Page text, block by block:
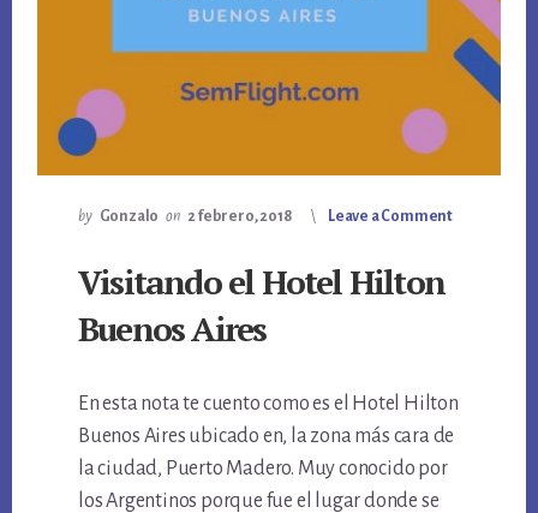
by Gonzalo on 2 febrero, 2018 Leave a Comment
Visitando el Hotel Hilton
Buenos Aires
En esta nota te cuento como es el Hotel Hilton
Buenos Aires ubicado en, la zona más cara de
la ciudad, Puerto Madero. Muy conocido por
los Argentinos porque fue el lugar donde se